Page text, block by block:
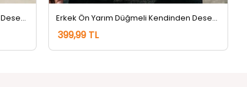
399,99 TL